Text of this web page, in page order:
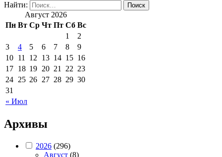
Найти:
Август 2026
Пн Вт Ср Чт Пт Сб Вс
« Июл
1
2
3
4 5 6 7 8
9
10 11 12 13 14 15 16
17 18 19 20 21 22 23
24 25 26 27 28 29 30
31
Архивы
2026 (296)
Август (8)